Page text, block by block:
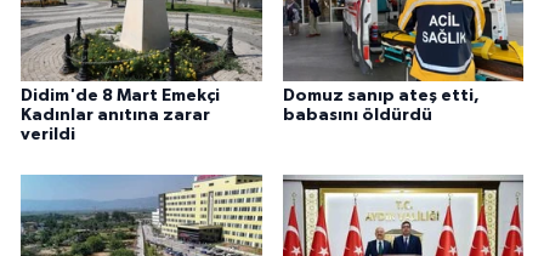
Didim'de 8 Mart Emekçi
Kadınlar anıtına zarar
verildi
Domuz sanıp ateş etti,
babasını öldürdü